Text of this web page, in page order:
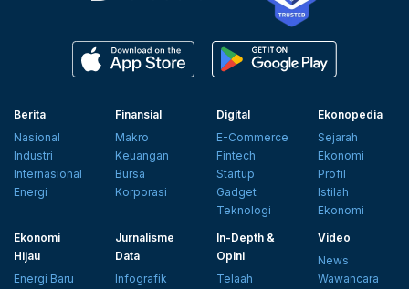
Berita
Nasional
Industri
Internasional
Energi
Finansial
Makro
Keuangan
Bursa
Korporasi
Digital
E-Commerce
Fintech
Startup
Gadget
Teknologi
Ekonopedia
Sejarah
Ekonomi
Profil
Istilah
Ekonomi
Ekonomi
Hijau
Energi Baru
Jurnalisme
Data
Infografik
In-Depth &
Opini
Telaah
Video
News
Wawancara